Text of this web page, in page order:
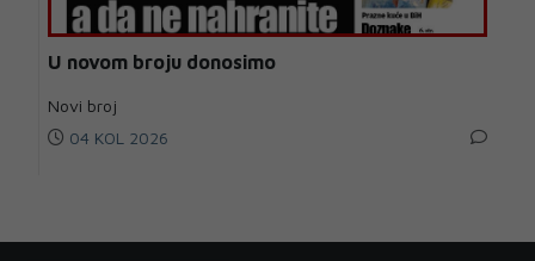
U novom broju donosimo
Novi broj
04 KOL 2026